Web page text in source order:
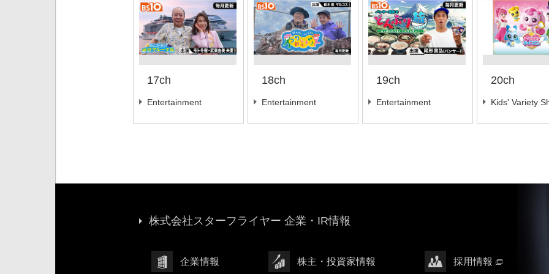
17ch
Entertainment
18ch
Entertainment
19ch
Entertainment
20ch
Kids' Variety
株式会社スターフライヤー 企業・IR情報
企業情報 株主・投資家情報 採用情報